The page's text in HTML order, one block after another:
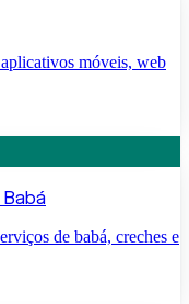
móveis, web
de babá, creches e